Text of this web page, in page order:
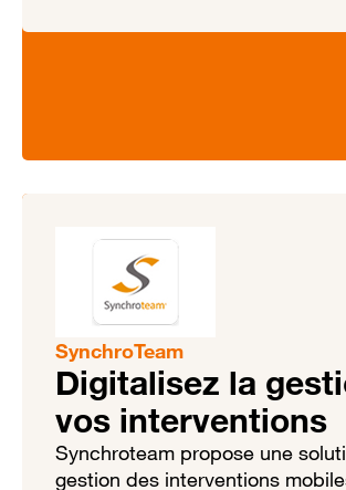
SynchroTeam
Digitalisez la
vos interventions
Synchroteam propose une
gestion des interventions